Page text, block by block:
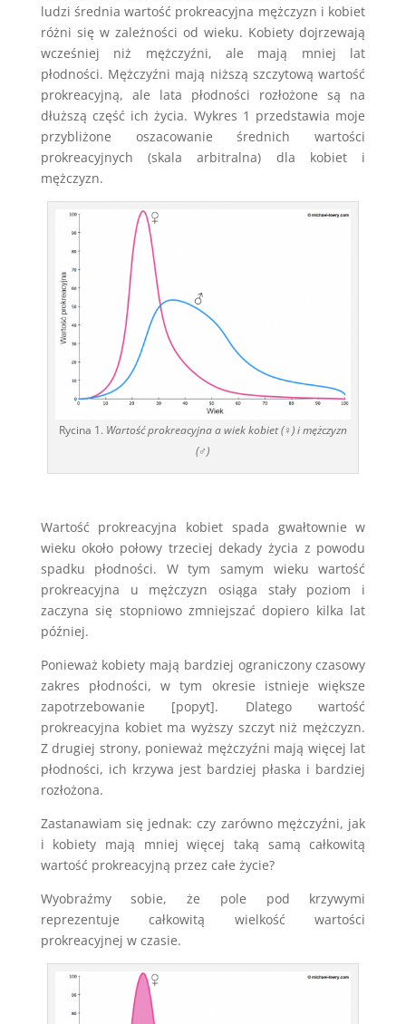
ludzi średnia wartość prokreacyjna mężczyzn i kobiet
różni się w zależności od wieku. Kobiety dojrzewają
wcześniej niż mężczyźni, ale mają mniej lat
płodności. Mężczyźni mają niższą szczytową wartość
prokreacyjną, ale lata płodności rozłożone są na
dłuższą część ich życia. Wykres 1 przedstawia moje
przybliżone oszacowanie średnich wartości
prokreacyjnych (skala arbitralna) dla kobiet i
mężczyzn.
Rycina 1. Wartość prokreacyjna a wiek kobiet (♀) i mężczyzn
(♂)
Wartość prokreacyjna kobiet spada gwałtownie w
wieku około połowy trzeciej dekady życia z powodu
spadku płodności. W tym samym wieku wartość
prokreacyjna u mężczyzn osiąga stały poziom i
zaczyna się stopniowo zmniejszać dopiero kilka lat
później.
Ponieważ kobiety mają bardziej ograniczony czasowy
zakres płodności, w tym okresie istnieje większe
zapotrzebowanie [popyt]. Dlatego wartość
prokreacyjna kobiet ma wyższy szczyt niż mężczyzn.
Z drugiej strony, ponieważ mężczyźni mają więcej lat
płodności, ich krzywa jest bardziej płaska i bardziej
rozłożona.
Zastanawiam się jednak: czy zarówno mężczyźni, jak
i kobiety mają mniej więcej taką samą całkowitą
wartość prokreacyjną przez całe życie?
Wyobraźmy sobie, że pole pod krzywymi
reprezentuje całkowitą wielkość wartości
prokreacyjnej w czasie.